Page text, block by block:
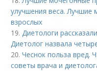
улучшения веса. Лучшие
взрослых
19.Диетологи
Диетолог назвала
20.Чеснок польза вред.
советы врача и